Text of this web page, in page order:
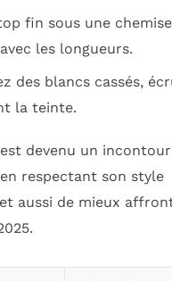
fin sous une
les longueurs.
des blancs cassés,
la teinte.
devenu un
respectant son style
aussi de mieux